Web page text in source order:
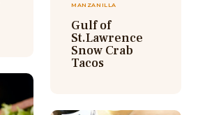
MANZANILLA
Gulf of
St.Lawrence
Snow Crab
Tacos